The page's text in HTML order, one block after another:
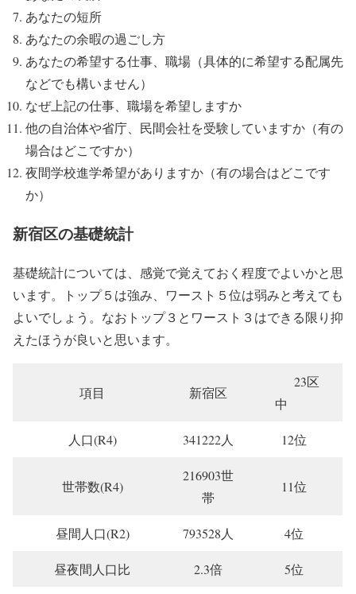
あなたの短所
あなたの余暇の過ごし方
あなたの希望する仕事、職場（具体的に希望する配属先
などでも構いません）
なぜ上記の仕事、職場を希望しますか
他の自治体や省庁、民間会社を受験していますか（有の
場合はどこですか）
夜間学校進学希望がありますか（有の場合はどこです
か）
新宿区の基礎統計
基礎統計については、感覚で覚えておく程度でよいかと思
います。トップ５は強み、ワースト５位は弱みと考えても
よいでしょう。なおトップ３とワースト３はできる限り抑
えたほうが良いと思います。
項目 新宿区
23区
中
人口(R4) 341222人 12位
世帯数(R4)
216903世
帯
11位
昼間人口(R2) 793528人 4位
昼夜間人口比 2.3倍 5位